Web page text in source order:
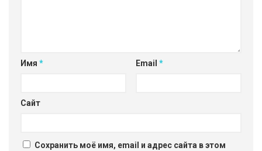
Имя * Email *
Сайт
Сохранить моё имя, email и адрес сайта в этом